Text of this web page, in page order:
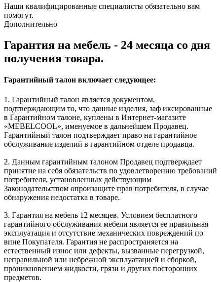
Наши квалифицированные специалисты обязательно вам
помогут.
Дополнительно
Гарантия на мебель - 24 месяца со дня
получения товара.
Гарантийный талон включает следующее:
1. Гарантийный талон является документом,
подтверждающим то, что данные изделия, заф иксированные
в Гарантийном талоне, куплены в Интернет-магазите
«MEBELCOOL», именуемое в дальнейшем Продавец.
Гарантийный талон подтверждает право на гарантийное
обслуживание изделий в гарантийном отделе продавца.
2. Данным гарантийным талоном Продавец подтверждает
принятие на себя обязательств по удовлетворению требований
потребителя, установленных действующим
Законодательством опроизащите прав потребителя, в случае
обнаружения недостатка в товаре.
3. Гарантия на мебель 12 месяцев. Условием бесплатного
гарантийного обслуживания мебели является ее правильная
эксплуатация и отсутствие механических повреждений по
вине Покупателя. Гарантия не распространяется на
естественный износ или дефекты, вызванные перегрузкой,
неправильной или небрежной эксплуатацией и сборкой,
проникновением жидкости, грязи и других посторонних
предметов.